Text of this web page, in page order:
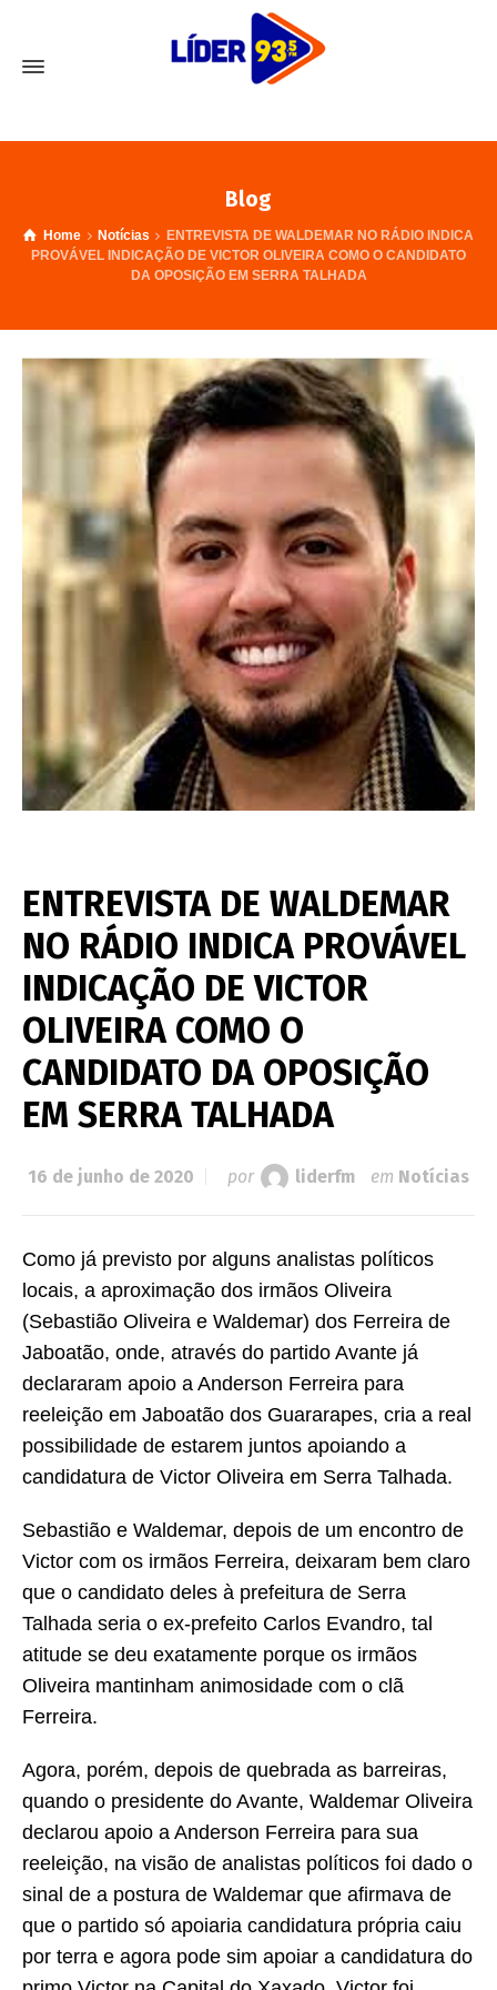
Blog
Home Notícias
ENTREVISTA DE WALDEMAR NO RÁDIO INDICA
PROVÁVEL INDICAÇÃO DE VICTOR OLIVEIRA COMO O CANDIDATO
DA OPOSIÇÃO EM SERRA TALHADA
ENTREVISTA DE WALDEMAR
NO RÁDIO INDICA PROVÁVEL
INDICAÇÃO DE VICTOR
OLIVEIRA COMO O
CANDIDATO DA OPOSIÇÃO
EM SERRA TALHADA
16 de junho de 2020 por liderfm em Notícias
Como já previsto por alguns analistas políticos
locais, a aproximação dos irmãos Oliveira
(Sebastião Oliveira e Waldemar) dos Ferreira de
Jaboatão, onde, através do partido Avante já
declararam apoio a Anderson Ferreira para
reeleição em Jaboatão dos Guararapes, cria a real
possibilidade de estarem juntos apoiando a
candidatura de Victor Oliveira em Serra Talhada.
Sebastião e Waldemar, depois de um encontro de
Victor com os irmãos Ferreira, deixaram bem claro
que o candidato deles à prefeitura de Serra
Talhada seria o ex-prefeito Carlos Evandro, tal
atitude se deu exatamente porque os irmãos
Oliveira mantinham animosidade com o clã
Ferreira.
Agora, porém, depois de quebrada as barreiras,
quando o presidente do Avante, Waldemar Oliveira
declarou apoio a Anderson Ferreira para sua
reeleição, na visão de analistas políticos foi dado o
sinal de a postura de Waldemar que afirmava de
que o partido só apoiaria candidatura própria caiu
por terra e agora pode sim apoiar a candidatura do